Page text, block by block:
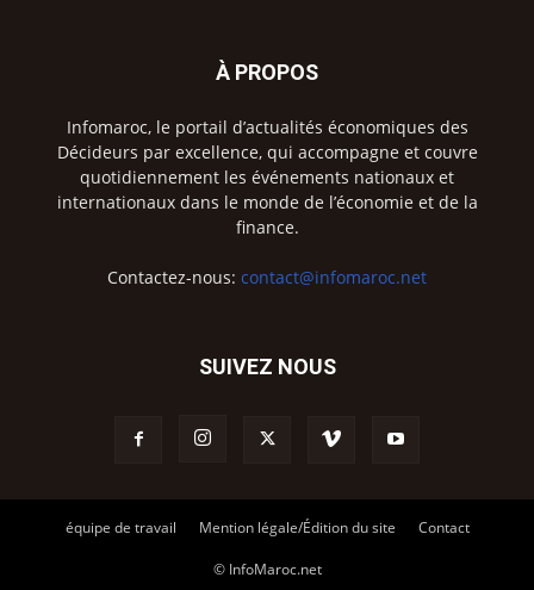
À PROPOS
Infomaroc, le portail d’actualités économiques des
Décideurs par excellence, qui accompagne et couvre
quotidiennement les événements nationaux et
internationaux dans le monde de l’économie et de la
finance.
Contactez-nous: contact@infomaroc.net
SUIVEZ NOUS
équipe de travail Mention légale/Édition du site Contact
© InfoMaroc.net